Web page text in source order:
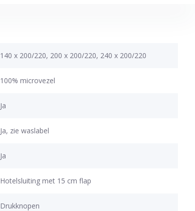
140 x 200/220, 200 x 200/220, 240 x 200/220
100% microvezel
Ja
Ja, zie waslabel
Ja
Hotelsluiting met 15 cm flap
Drukknopen